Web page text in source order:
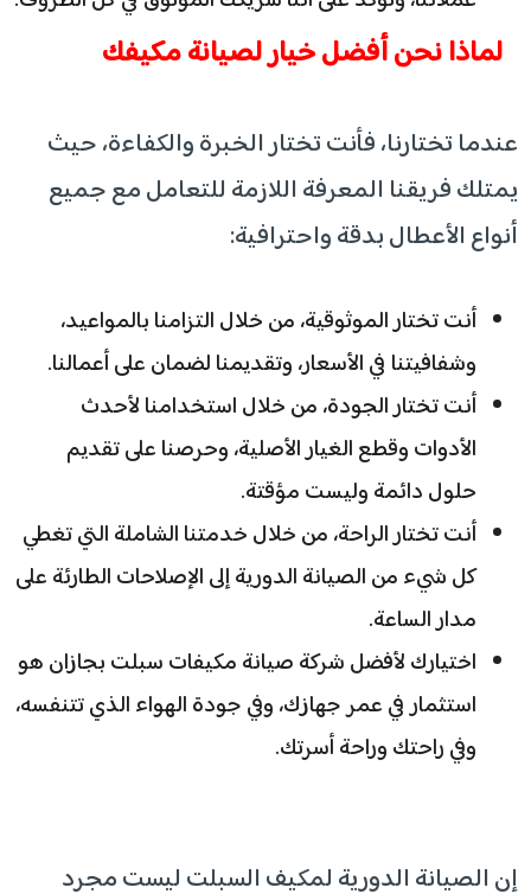
لماذا نحن أفضل خيار لصيانة مكيفك
عندما تختارنا، فأنت تختار الخبرة والكفاءة، حيث
يمتلك فريقنا المعرفة اللازمة للتعامل مع جميع
أنواع الأعطال بدقة واحترافية:
أنت تختار الموثوقية، من خلال التزامنا بالمواعيد،
وشفافيتنا في الأسعار، وتقديمنا لضمان على أعمالنا.
أنت تختار الجودة، من خلال استخدامنا لأحدث
الأدوات وقطع الغيار الأصلية، وحرصنا على تقديم
حلول دائمة وليست مؤقتة.
أنت تختار الراحة، من خلال خدمتنا الشاملة التي تغطي
كل شيء من الصيانة الدورية إلى الإصلاحات الطارئة على
مدار الساعة.
اختيارك لأفضل شركة صيانة مكيفات سبلت بجازان هو
استثمار في عمر جهازك، وفي جودة الهواء الذي تتنفسه،
وفي راحتك وراحة أسرتك.
إن الصيانة الدورية لمكيف السبلت ليست مجرد